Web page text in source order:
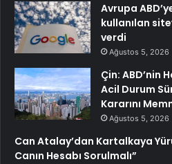
Avrupa
kullanılan
verdi
Ağustos 5, 2026
Çin: ABD’nin
Acil Durum
Kararını
Ağustos 5, 2026
Can Atalay’dan Kartalkaya
Canın Hesabı Sorulmalı”